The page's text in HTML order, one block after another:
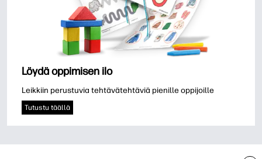
Löydä oppimisen ilo
Leikkiin perustuvia tehtävätehtäviä pienille oppijoille
Tutustu täällä